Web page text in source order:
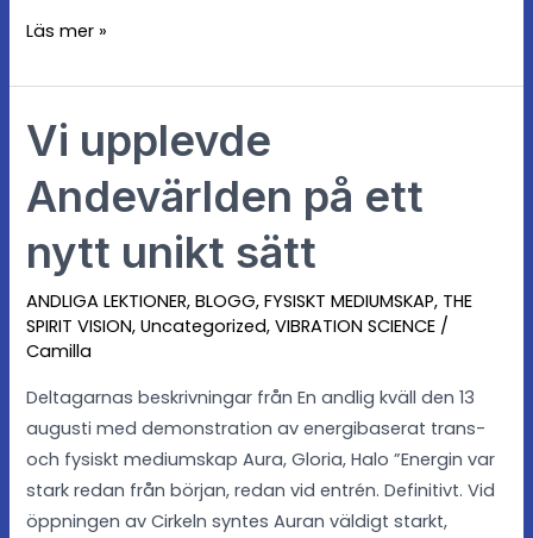
Läs mer »
Vi upplevde
Andevärlden på ett
nytt unikt sätt
ANDLIGA LEKTIONER,BLOGG,FYSISKT MEDIUMSKAP, THE
SPIRIT VISION,Uncategorized,VIBRATION SCIENCE /
Camilla
Deltagarnas beskrivningar från En andlig kväll den 13
augusti med demonstration av energibaserat trans-
och fysiskt mediumskap Aura, Gloria, Halo ”Energin var
stark redan från början, redan vid entrén. Definitivt. Vid
öppningen av Cirkeln syntes Auran väldigt starkt,
Vi
upplevde
Andevärlden
ett
nytt
unikt
sätt